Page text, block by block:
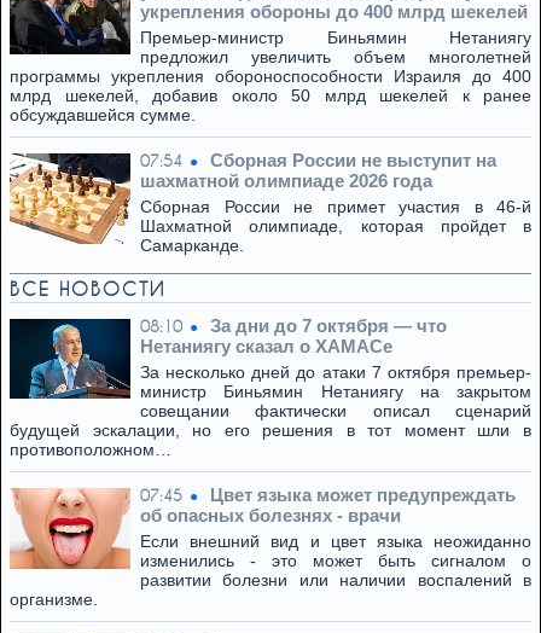
укрепления обороны до 400 млрд шекелей
Премьер-министр Биньямин Нетаниягу
предложил увеличить объем многолетней
программы укрепления обороноспособности Израиля до 400
млрд шекелей, добавив около 50 млрд шекелей к ранее
обсуждавшейся сумме.
07:54
Сборная России не выступит на
шахматной олимпиаде 2026 года
Сборная России не примет участия в 46-й
Шахматной олимпиаде, которая пройдет в
Самарканде.
ВСЕ НОВОСТИ
08:10
За дни до 7 октября — что
Нетаниягу сказал о ХАМАСе
За несколько дней до атаки 7 октября премьер-
министр Биньямин Нетаниягу на закрытом
совещании фактически описал сценарий
будущей эскалации, но его решения в тот момент шли в
противоположном…
07:45
Цвет языка может предупреждать
об опасных болезнях - врачи
Если внешний вид и цвет языка неожиданно
изменились - это может быть сигналом о
развитии болезни или наличии воспалений в
организме.